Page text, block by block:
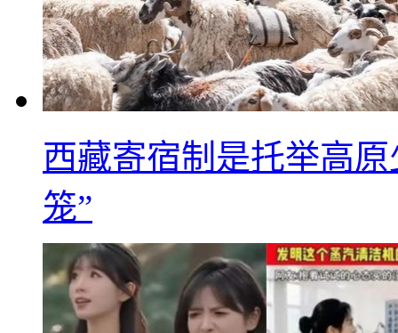
西藏寄宿制是托举高
笼”